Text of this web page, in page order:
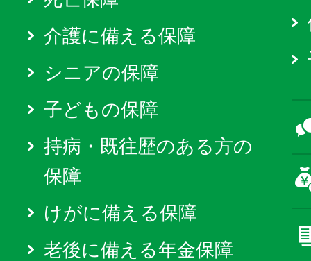
介護に備える保障
シニアの保障
子どもの保障
持病・既往歴のある方の
保障
けがに備える保障
老後に備える年金保障